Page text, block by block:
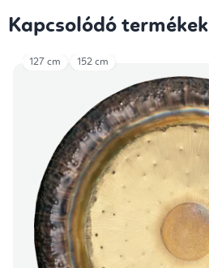
Kapcsolódó termékek
127 cm 152 cm